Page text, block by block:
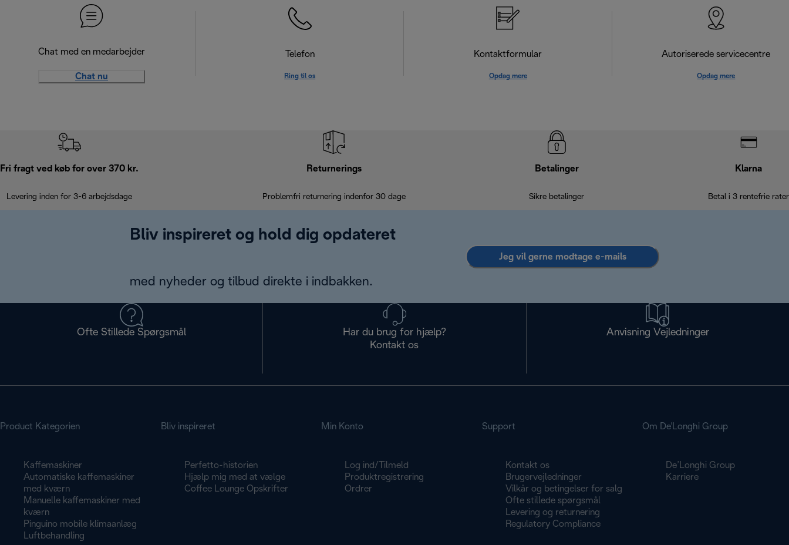
Chat med en medarbejder
Chat nu
Telefon
Ring til os
Kontaktformular
Opdag mere
Autoriserede servicecentre
Opdag mere
Fri fragt ved køb for over 370 kr.
Levering inden for 3-6 arbejdsdage
Returnerings
Problemfri returnering indenfor 30 dage
Betalinger
Sikre betalinger
Klarna
Betal i 3 rentefrie rater
Bliv inspireret og hold dig opdateret
med nyheder og tilbud direkte i indbakken.
Jeg vil gerne modtage e-mails
Ofte Stillede Spørgsmål
Har du brug for hjælp?
Kontakt os
Anvisning Vejledninger
Product Kategorien
Kaffemaskiner
Automatiske kaffemaskiner
med kværn
Manuelle kaffemaskiner med
kværn
Pinguino mobile klimaanlæg
Luftbehandling
Bliv inspireret
Perfetto-historien
Hjælp mig med at vælge
Coffee Lounge Opskrifter
Min Konto
Log ind/Tilmeld
Produktregistrering
Ordrer
Support
Kontakt os
Brugervejledninger
Vilkår og betingelser for salg
Ofte stillede spørgsmål
Levering og returnering
Regulatory Compliance
Om De'Longhi Group
De’Longhi Group
Karriere